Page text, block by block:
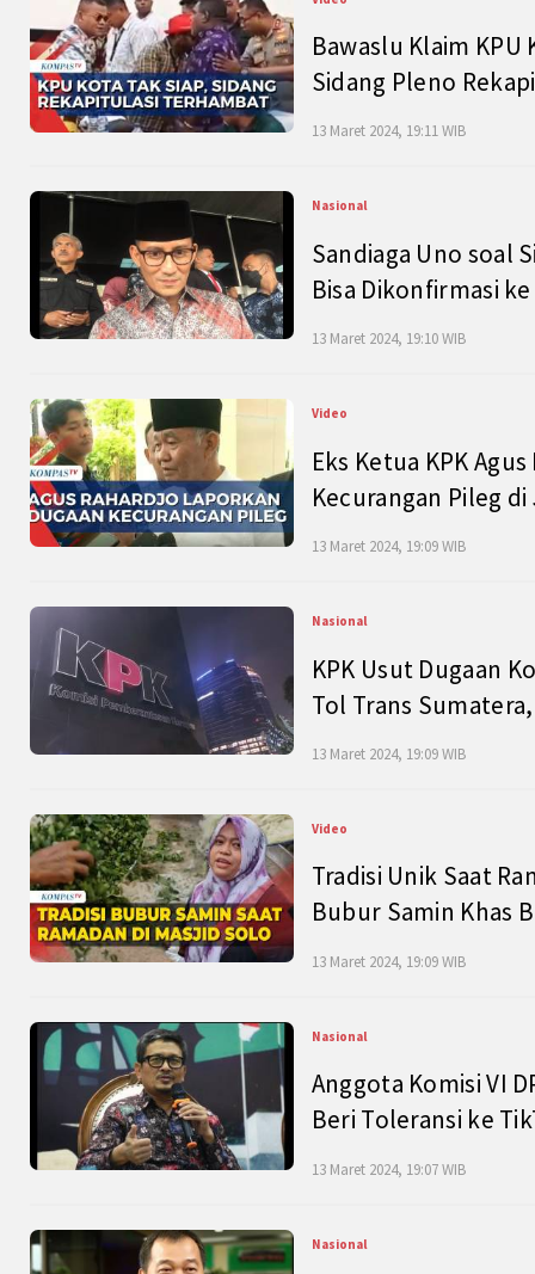
Bawaslu Klaim
Sidang Pleno
13 Maret 2024, 19:11 WIB
Nasional
Sandiaga Uno soal
Bisa Dikonfirmasi
13 Maret 2024, 19:10 WIB
Video
Eks Ketua KPK
Kecurangan Pileg
13 Maret 2024, 19:09 WIB
Nasional
KPK Usut Dugaan
Tol Trans
13 Maret 2024, 19:09 WIB
Video
Tradisi Unik Saat
Bubur Samin Khas
13 Maret 2024, 19:09 WIB
Nasional
Anggota Komisi VI
Beri Toleransi ke
13 Maret 2024, 19:07 WIB
Nasional